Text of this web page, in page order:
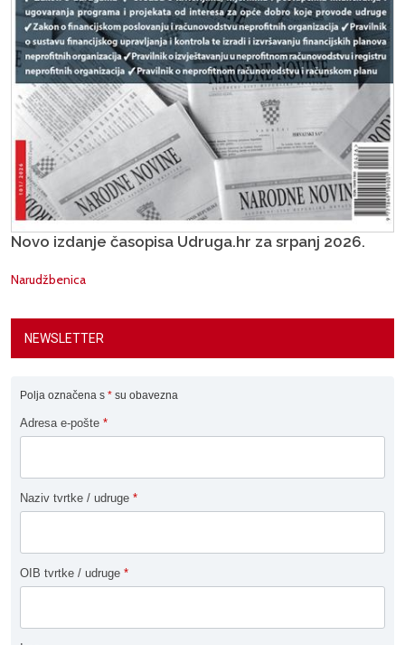
Novo izdanje časopisa Udruga.hr za srpanj 2026.
Narudžbenica
NEWSLETTER
Polja označena s * su obavezna
Adresa e-pošte *
Naziv tvrtke / udruge *
OIB tvrtke / udruge *